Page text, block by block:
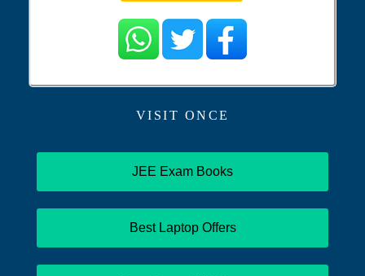
VISIT ONCE
JEE Exam Books
Best Laptop Offers